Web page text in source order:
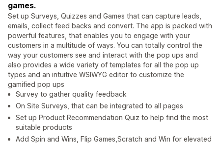
games.
Set up Surveys, Quizzes and Games that can capture leads,
emails, collect feed backs and convert. The app is packed with
powerful features, that enables you to engage with your
customers in a multitude of ways. You can totally control the
way your customers see and interact with the pop ups and
also provides a wide variety of templates for all the pop up
types and an intuitive WSIWYG editor to customize the
gamified pop ups
Survey to gather quality feedback
On Site Surveys, that can be integrated to all pages
Set up Product Recommendation Quiz to help find the most
suitable products
Add Spin and Wins, Flip Games,Scratch and Win for elevated